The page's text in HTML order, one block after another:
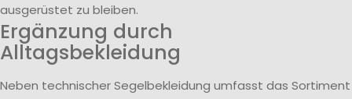
ausgerüstet zu bleiben.
Ergänzung durch
Alltagsbekleidung
Neben technischer Segelbekleidung umfasst das Sortiment